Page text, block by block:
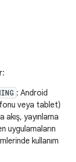
: Android
veya tablet)
yayınlama
uygulamaların
kullanım